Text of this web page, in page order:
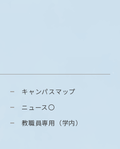
キャンパスマップ
ニュース〇
教職員専用（学内）